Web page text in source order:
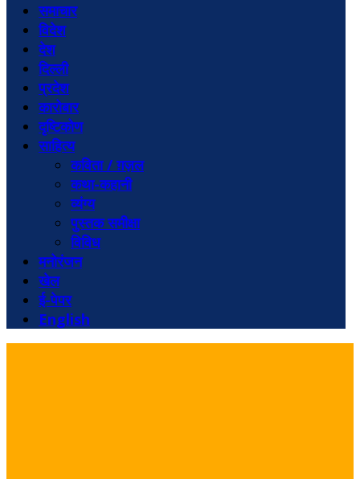
समाचार
विदेश
देश
दिल्ली
प्रदेश
कारोबार
दृष्टिकोण
साहित्य
कविता / ग़ज़ल
कथा-कहानी
व्यंग्य
पुस्तक समीक्षा
विविध
मनोरंजन
खेल
ई-पेपर
English